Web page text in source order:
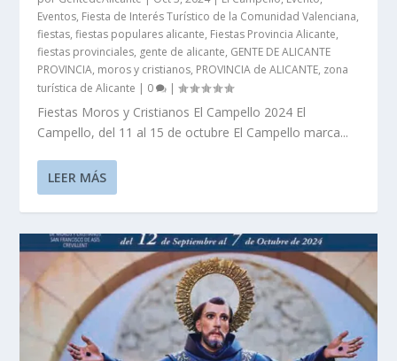
Eventos, Fiesta de Interés Turístico de la Comunidad Valenciana,
fiestas,fiestas populares alicante, Fiestas Provincia Alicante,
fiestas provinciales, gente de alicante, GENTE DE ALICANTE
PROVINCIA, moros y cristianos, PROVINCIA de ALICANTE, zona
turística de Alicante | 0 |
Fiestas Moros y Cristianos El Campello 2024 El
Campello, del 11 al 15 de octubre El Campello marca...
LEER MÁS